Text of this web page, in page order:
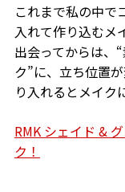
これまで私の中で
入れて作り込むメ
出会ってからは、
ク”に、立ち位置
り入れるとメイク
RMK シェイド &
ク！